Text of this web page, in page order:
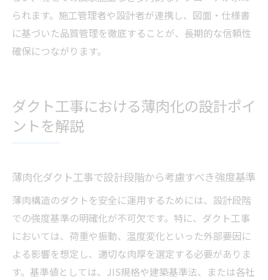
られます。施工管理者や設計者が連携し、図面・仕様書
に基づいた品質管理を徹底することが、長期的な信頼性
確保につながります。
ダクト工事における薄肉化の設計ポイ
ントを解説
薄肉化ダクト工事で設計段階から考慮すべき強度基準
薄肉構造のダクトを安全に運用するためには、設計段階
での強度基準の明確化が不可欠です。特に、ダクト工事
においては、荷重や振動、温度変化といった外部要因に
よる影響を想定し、適切な肉厚を選定する必要がありま
す。基準値としては、JIS規格や建築基準法、または各社